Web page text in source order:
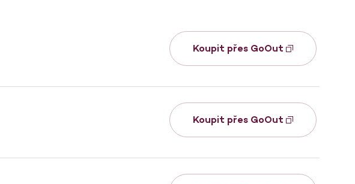
Koupit přes GoOut
Koupit přes GoOut